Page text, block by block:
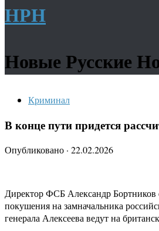
НРН
Новые Русские
Криминал
В конце пути придется
Опубликовано · 22.02.2026
Директор ФСБ Александр Бортников
покушения на замначальника
генерала Алексеева ведут на